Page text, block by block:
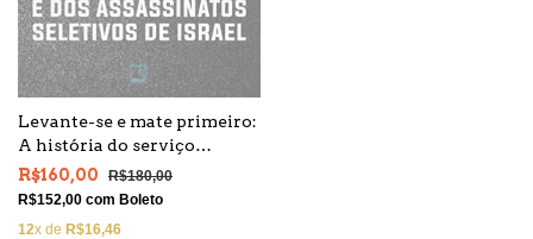
Levante-se e mate primeiro:
A história do serviço
secreto e dos assassinatos
seletivos de Israel
R$160,00
R$180,00
R$152,00 com Boleto
12x de R$16,46